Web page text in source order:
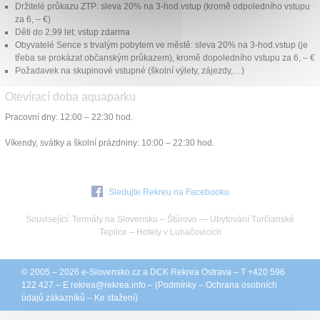
Držitelé průkazu ZTP: sleva 20% na 3-hod.vstup (kromě odpoledního vstupu
za 6, – €)
Děti do 2,99 let: vstup zdarma
Obyvatelé Sence s trvalým pobytem ve městě: sleva 20% na 3-hod.vstup (je
třeba se prokázat občanským průkazem), kromě dopoledního vstupu za 6, – €
Požadavek na skupinové vstupné (školní výlety, zájezdy,…)
Otevírací doba aquaparku
Pracovní dny: 12:00 – 22:30 hod.
Víkendy, svátky a školní prázdniny: 10:00 – 22:30 hod.
Sledujte Rekreu na Facebooku
Související: Termály na Slovensku – Štúrovo — Ubytování Turčianské
Teplice – Hotely v Luhačovicích
© 2005 – 2026 e-Slovensko.cz a DCK Rekrea Ostrava – T +420 596
122 427 – E rekrea@rekrea.info – (Podmínky – Ochrana osobních
údajů zákazníků – Ke stažení)